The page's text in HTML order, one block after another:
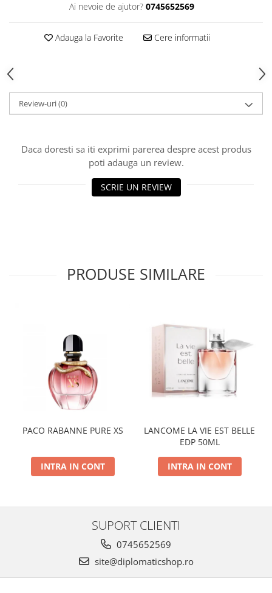
Ai nevoie de ajutor? 0745652569
Adauga la Favorite Cere informatii
Review-uri(0)
Daca doresti sa iti exprimi parerea despre acest produs
poti adauga un review.
SCRIE UN REVIEW
PRODUSE SIMILARE
PACO RABANNE PURE XS
INTRA IN CONT
LANCOME LA VIE EST BELLE
EDP 50ML
INTRA IN CONT
SUPORT CLIENTI
0745652569
site@diplomaticshop.ro